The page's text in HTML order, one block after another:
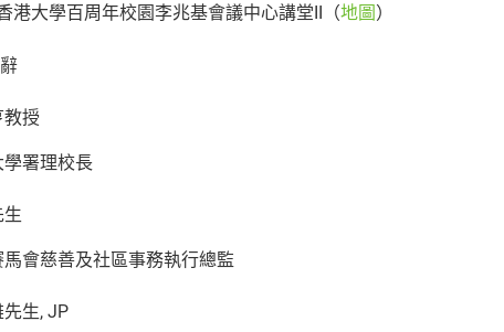
港大學百周年校園李兆基會議中心講堂II（地圖）
教授
署理校長
生
會慈善及社區事務執行總監
生, JP